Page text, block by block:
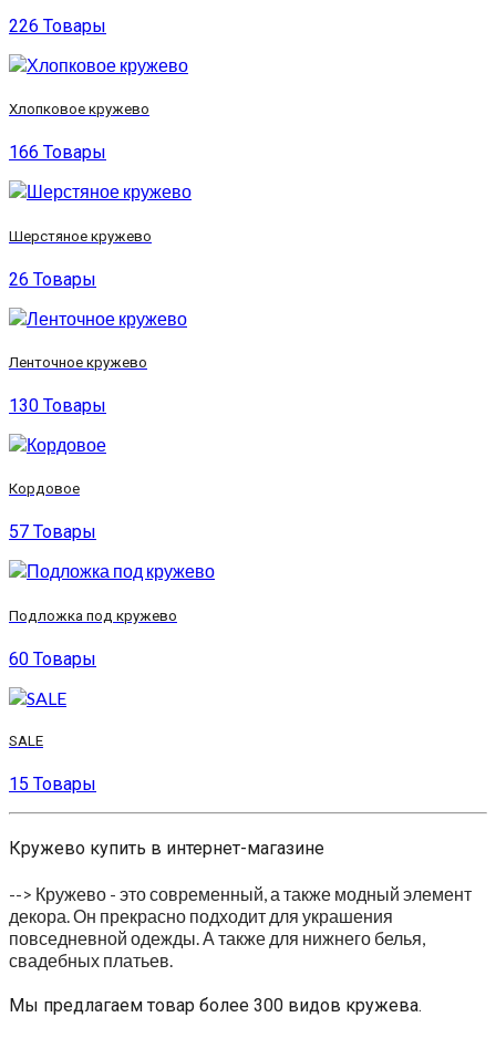
226 Товары
Хлопковое кружево
166 Товары
Шерстяное кружево
26 Товары
Ленточное кружево
130 Товары
Кордовое
57 Товары
Подложка под кружево
60 Товары
SALE
15 Товары
Кружево купить в интернет-магазине
--> Кружево - это современный, а также модный элемент
декора. Он прекрасно подходит для украшения
повседневной одежды. А также для нижнего белья,
свадебных платьев.
Мы предлагаем товар более 300 видов кружева.